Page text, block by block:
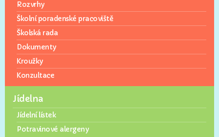
Rozvrhy
Školní poradenské pracoviště
Školská rada
Dokumenty
Kroužky
Konzultace
Jídelna
Jídelní lístek
Potravinové alergeny